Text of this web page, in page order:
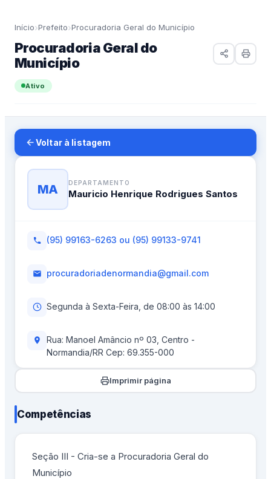
Início›Prefeito›Procuradoria Geral do Município
Procuradoria Geral do
Município
Ativo
Voltar à listagem
MA DEPARTAMENTO
Mauricio Henrique Rodrigues Santos
(95) 99163-6263 ou (95) 99133-9741
procuradoriadenormandia@gmail.com
Segunda à Sexta-Feira, de 08:00 às 14:00
Rua: Manoel Amâncio nº 03, Centro -
Normandia/RR Cep: 69.355-000
Imprimir página
Competências
Seção III - Cria-se a Procuradoria Geral do
Município